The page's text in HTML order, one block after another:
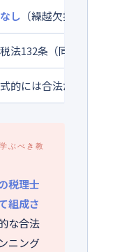
し （繰越欠損金等との
法132条（同族会社の
式的には合法だったと
ぶべき教
税理士
組成さ
な合法
ニング